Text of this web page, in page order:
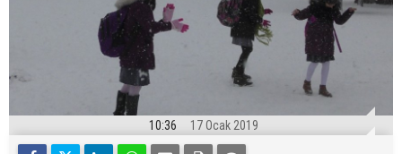
10:36 17 Ocak 2019